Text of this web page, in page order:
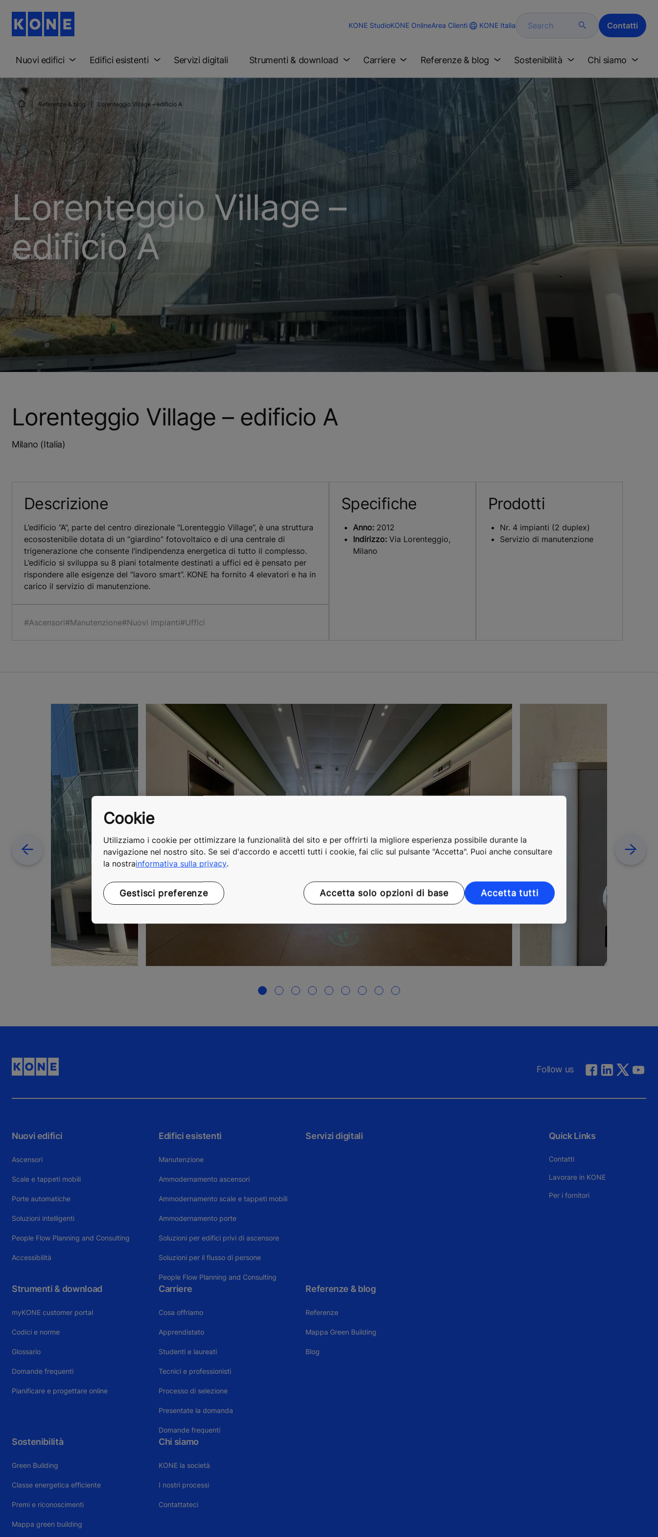
KONE StudioKONE OnlineArea Clienti KONE Italia Search Contatti
Nuovi edifici Edifici esistenti Servizi digitali Strumenti & download Carriere Referenze & blog Sostenibilità Chi siamo
Referenze & blog Lorenteggio Village – edificio A
Lorenteggio Village –
edificio A
Milano, Italia
Lorenteggio Village – edificio A
Milano (Italia)
Descrizione
L’edificio “A”, parte del centro direzionale “Lorenteggio Village”, è una struttura
ecosostenibile dotata di un “giardino” fotovoltaico e di una centrale di
trigenerazione che consente l’indipendenza energetica di tutto il complesso.
L’edificio si sviluppa su 8 piani totalmente destinati a uffici ed è pensato per
rispondere alle esigenze del “lavoro smart”. KONE ha fornito 4 elevatori e ha in
carico il servizio di manutenzione.
#Ascensori#Manutenzione#Nuovi impianti#Uffici
Specifiche
Anno: 2012
Indirizzo: Via Lorenteggio,
Milano
Prodotti
Nr. 4 impianti (2 duplex)
Servizio di manutenzione
Follow us
Nuovi edifici
Ascensori
Scale e tappeti mobili
Porte automatiche
Soluzioni intelligenti
People Flow Planning and Consulting
Accessibilità
Edifici esistenti
Manutenzione
Ammodernamento ascensori
Ammodernamento scale e tappeti mobili
Ammodernamento porte
Soluzioni per edifici privi di ascensore
Soluzioni per il flusso di persone
People Flow Planning and Consulting
Servizi digitali
Strumenti & download
myKONE customer portal
Codici e norme
Glossario
Domande frequenti
Pianificare e progettare online
Carriere
Cosa offriamo
Apprendistato
Studenti e laureati
Tecnici e professionisti
Processo di selezione
Presentate la domanda
Domande frequenti
Referenze & blog
Referenze
Mappa Green Building
Blog
Sostenibilità
Green Building
Classe energetica efficiente
Premi e riconoscimenti
Mappa green building
Chi siamo
KONE la società
I nostri processi
Contattateci
Quick Links
Contatti
Lavorare in KONE
Per i fornitori
Cookie
Utilizziamo i cookie per ottimizzare la funzionalità del sito e per offrirti la migliore esperienza possibile durante la
navigazione nel nostro sito. Se sei d'accordo e accetti tutti i cookie, fai clic sul pulsante "Accetta". Puoi anche consultare
la nostrainformativa sulla privacy.
Gestisci preferenze Accetta solo opzioni di base Accetta tutti